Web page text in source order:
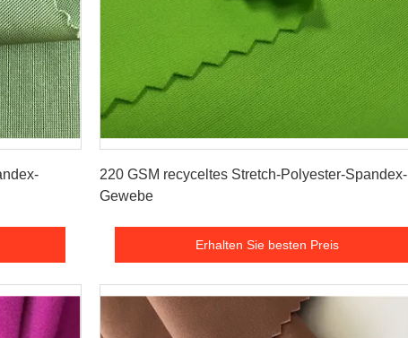
220 GSM recyceltes Stretch-Polyester-Spandex-
Gewebe
Erhalten Sie besten Preis